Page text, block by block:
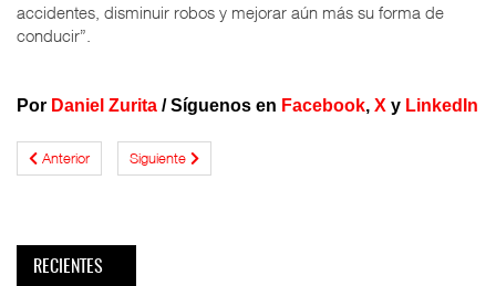
accidentes, disminuir robos y mejorar aún más su forma de
conducir”.
Por Daniel Zurita /Síguenos en Facebook, X y LinkedIn
Anterior Siguiente
RECIENTES